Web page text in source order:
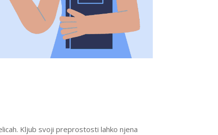
Kljub svoji preprostosti lahko njena